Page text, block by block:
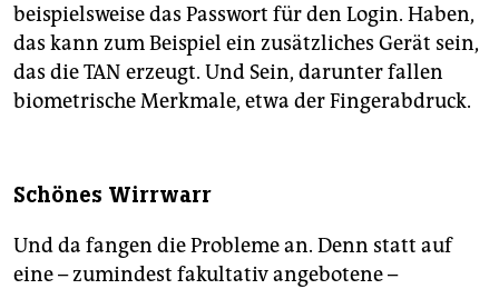
beispielsweise das Passwort für den Login. Haben,
das kann zum Beispiel ein zusätzliches Gerät sein,
das die TAN erzeugt. Und Sein, darunter fallen
biometrische Merkmale, etwa der Fingerabdruck.
Schönes Wirrwarr
Und da fangen die Probleme an. Denn statt auf
eine – zumindest fakultativ angebotene –